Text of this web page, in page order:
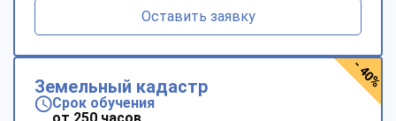
Оставить заявку
Земельный кадастр
Срок обучения
- 40%